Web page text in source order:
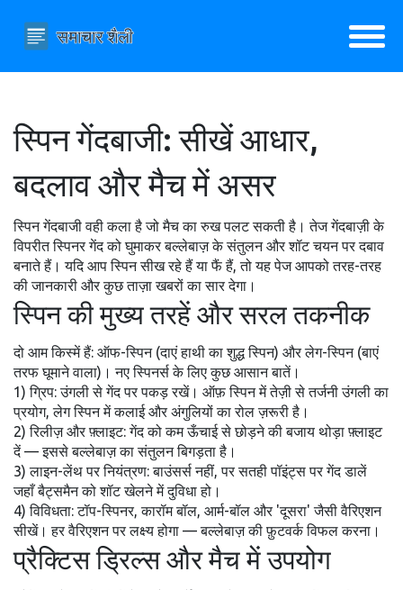
स्पिन गेंदबाजी: सीखें आधार,
बदलाव और मैच में असर
स्पिन गेंदबाजी वही कला है जो मैच का रुख पलट सकती है। तेज गेंदबाज़ी के
विपरीत स्पिनर गेंद को घुमाकर बल्लेबाज़ के संतुलन और शॉट चयन पर दबाव
बनाते हैं। यदि आप स्पिन सीख रहे हैं या फैं हैं, तो यह पेज आपको तरह-तरह
की जानकारी और कुछ ताज़ा खबरों का सार देगा।
स्पिन की मुख्य तरहें और सरल तकनीक
दो आम किस्में हैं: ऑफ-स्पिन (दाएं हाथी का शुद्ध स्पिन) और लेग-स्पिन (बाएं
तरफ घूमाने वाला)। नए स्पिनर्स के लिए कुछ आसान बातें।
1) ग्रिप: उंगली से गेंद पर पकड़ रखें। ऑफ़ स्पिन में तेज़ी से तर्जनी उंगली का
प्रयोग, लेग स्पिन में कलाई और अंगुलियों का रोल ज़रूरी है।
2) रिलीज़ और फ़्लाइट: गेंद को कम ऊँचाई से छोड़ने की बजाय थोड़ा फ़्लाइट
दें — इससे बल्लेबाज़ का संतुलन बिगड़ता है।
3) लाइन-लेंथ पर नियंत्रण: बाउंसर्स नहीं, पर सतही पॉइंट्स पर गेंद डालें
जहाँ बैट्समैन को शॉट खेलने में दुविधा हो।
4) विविधता: टॉप-स्पिनर, कारॉम बॉल, आर्म-बॉल और 'दूसरा' जैसी वैरिएशन
सीखें। हर वैरिएशन पर लक्ष्य होगा — बल्लेबाज़ की फ़ुटवर्क विफल करना।
प्रैक्टिस ड्रिल्स और मैच में उपयोग